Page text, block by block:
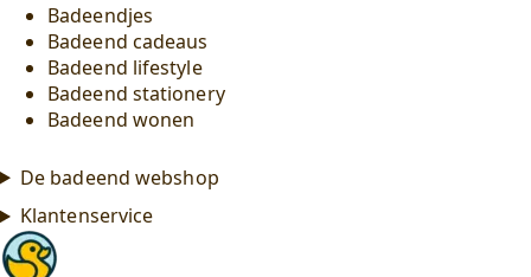
Badeendjes
Badeend cadeaus
Badeend lifestyle
Badeend stationery
Badeend wonen
De badeend webshop
Klantenservice